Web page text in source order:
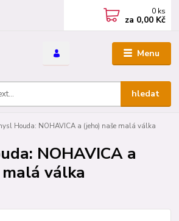
Menu
hledat
0 ks
za 0,00 Kč
Houda: NOHAVICA a (jeho) naše malá válka
NOHAVICA a
válka